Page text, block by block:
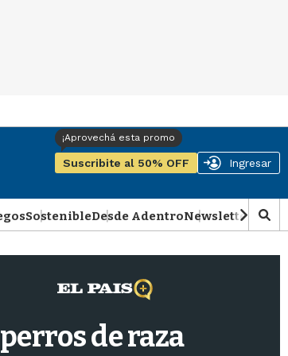
Suscribite al 50% OFF Ingresar
SostenibleDesde AdentroNewsletter
M
o
s
de raza